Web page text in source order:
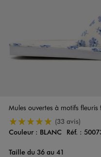
Mules ouvertes à motifs
5/5 de moyenne(33 avis)
Couleur
Couleur : BLANC Réf. :
Taille du 36 au 41